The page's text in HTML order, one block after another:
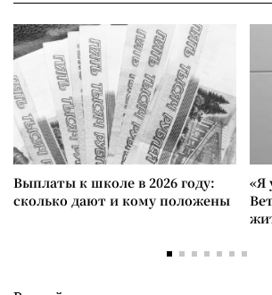
Выплаты к школе в 2026 году:
сколько дают и кому положены
«Я